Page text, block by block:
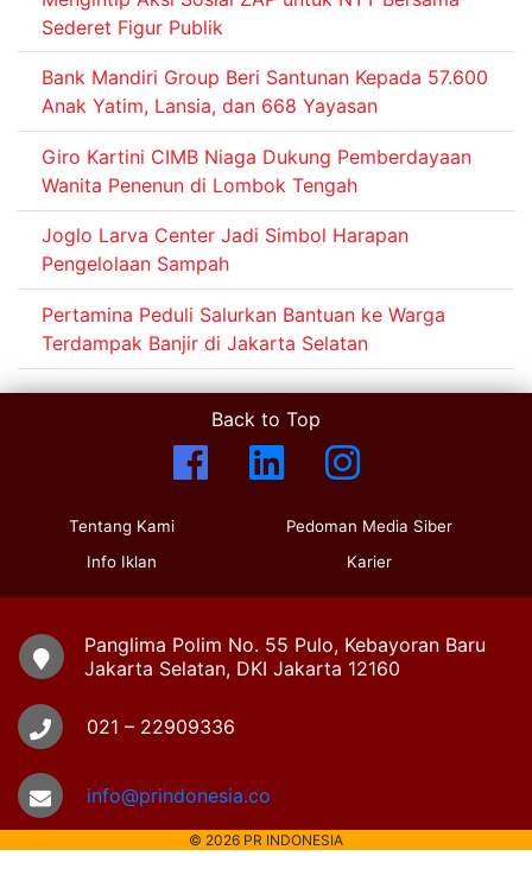
Sederet Figur Publik
Bank Mandiri Group Beri Santunan Kepada 57.600
Anak Yatim, Lansia, dan 668 Yayasan
Giro Kartini CIMB Niaga Dukung Pemberdayaan
Wanita Penenun di Lombok Tengah
Joglo Larva Center Jadi Simbol Harapan
Pengelolaan Sampah
Pertamina Peduli Salurkan Bantuan ke Warga
Terdampak Banjir di Jakarta Selatan
Back to Top
Tentang Kami
Info Iklan
Pedoman Media Siber
Karier
Panglima Polim No. 55 Pulo, Kebayoran Baru
Jakarta Selatan, DKI Jakarta 12160
021 – 22909336
info@prindonesia.co
© 2026 PR INDONESIA